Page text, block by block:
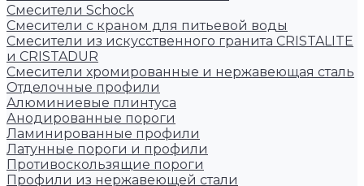
Смесители Schock
Cмесители с краном для питьевой воды
Смесители из искуcственного гранита CRISTALITE
и CRISTADUR
Смесители хромированные и нержавеющая сталь
Отделочные профили
Алюминиевые плинтуса
Анодированные пороги
Ламинированные профили
Латунные пороги и профили
Противоскользящие пороги
Профили из нержавеющей стали